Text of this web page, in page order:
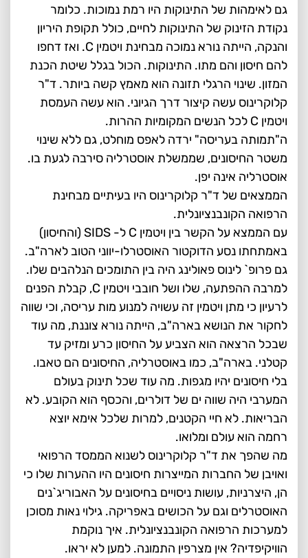
גם לאימהות של התינוקות היו רמת נמוכות. כלומר
נקודת הזינוק של התינוקות לחיים, כולל תקופת היריון
והנקה, הייתה נורא נמוכה מבחינת ויטמין C. ואז דחפו
להם חיסון והם מתו. התינוקות. הכול בגלל שיטת הכנת
המזון. שינוי הרגלי תזונה הוא מאמץ קשה ביותר. ד"ר
קלוקרינוס עשה קיצור דרך הגיוני. הוא עשה העמסת
ויטמין C לכל הנשים המקומיות ההרות.
ה"תמותה בעריסה" ירדה לאפס מוחלט, גם ללא שינוי
משטר החיסונים, שממשלת אוסטרליה סירבה לגעת בו.
אוסטרליה אינה יפן.
הממצאים של ד"ר קלוקרינוס היו בעיתיים מבחינת
הרפואה הקונבנציונלית.
עם הממצא על הקשר בין ויטמין C ל- SIDS (והחיסון)
באמתחתו נסע הדוקטור האוסטרלו-יווני הטוב לארה"ב.
גם פרופ` לינוס פאולינג היה בין התומכים הנלהבים שלו.
למרבה ההפתעה, שלו ושל חובבי ויטמין C, קבלת הפנים
לרעיון כי מתן ויטמין זה עשויה למנוע מות עריסה, וכי שווה
לחקור את הנושא בארה"ב, הייתה נורא צוננת, מה עוד
שבכל הרצאה הוא הצביע על החיסון כרע ומזיק עד
קטלני. בארה"ב, כמו באוסטרליה, החיסונים הם טאבו.
בלי חיסונים יהיו מגפות. מה עוד שכל תינוק בעולם
המערבי היה שווה ים של דולרים, והכסף הוא הקובע. לא
הבריאות. לא חיי הקטנים, למרות שלכל אימא יוצא
רחמה הוא עולם ומלואו.
מה שהפך את ד"ר קלוקרינוס לשנוא הממסד הרפואי
ואויבן של החברות המייצרות חיסונים היו ההערות שלו כי
הן, היצרניות, עושות ניסויים בחיסונים על האבוריג`נים
האוסטרלים וגם על הכושים באפריקה. גילוי נאות מסוכן
למערכות הרפואה הקונבנציונלית. איך נוקמת
הוויקיפדיה? אין מצרפין התמונה. למען לא יראו.